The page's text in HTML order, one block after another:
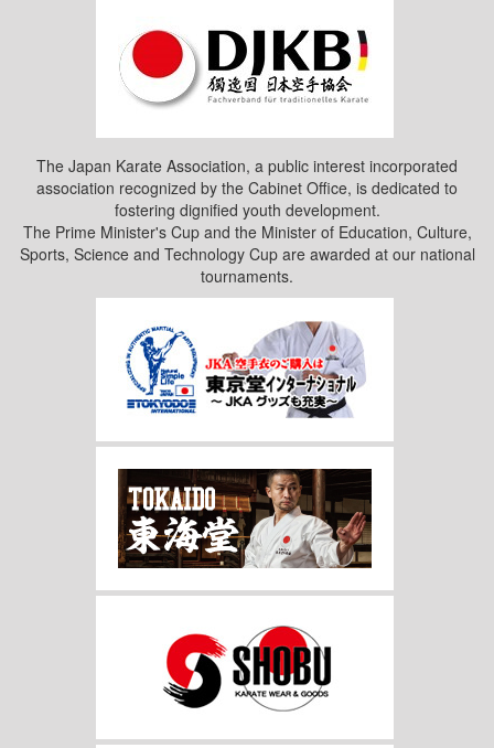
The Japan Karate Association, a public interest incorporated
association recognized by the Cabinet Office, is dedicated to
fostering dignified youth development.
The Prime Minister's Cup and the Minister of Education, Culture,
Sports, Science and Technology Cup are awarded at our national
tournaments.